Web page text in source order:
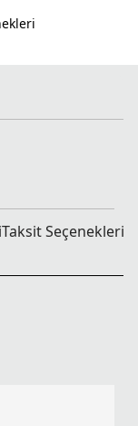
Taksit Seçenekleri